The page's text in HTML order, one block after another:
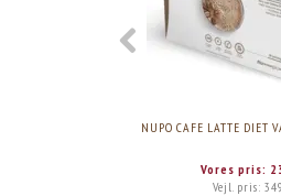
NUPO CAFE LATTE DIET
Vores pris:
Vejl. pris: